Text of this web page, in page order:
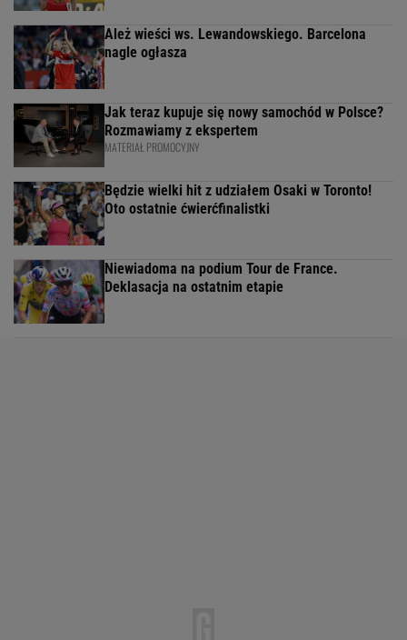
Ależ wieści ws. Lewandowskiego. Barcelona
nagle ogłasza
Jak teraz kupuje się nowy samochód w Polsce?
Rozmawiamy z ekspertem
MATERIAŁ PROMOCYJNY
Będzie wielki hit z udziałem Osaki w Toronto!
Oto ostatnie ćwierćfinalistki
Niewiadoma na podium Tour de France.
Deklasacja na ostatnim etapie